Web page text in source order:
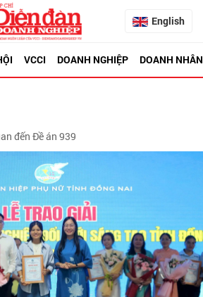
English
VCCI DOANH NGHIỆP DOANH NHÂN
đến Đề án 939